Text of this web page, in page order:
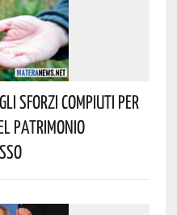
Sforzi Compiuti Per
Patrimonio